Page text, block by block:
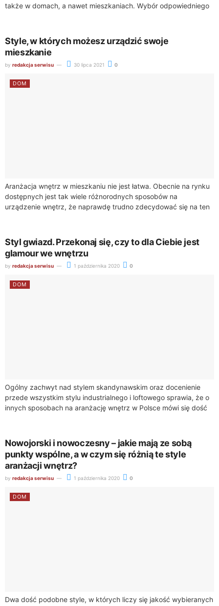
także w domach, a nawet mieszkaniach. Wybór odpowiedniego
Style, w których możesz urządzić swoje
mieszkanie
by redakcja serwisu 30 lipca 2021 0
DOM
Aranżacja wnętrz w mieszkaniu nie jest łatwa. Obecnie na rynku
dostępnych jest tak wiele różnorodnych sposobów na
urządzenie wnętrz, że naprawdę trudno zdecydować się na ten
Styl gwiazd. Przekonaj się, czy to dla Ciebie jest
glamour we wnętrzu
by redakcja serwisu 1 października 2020 0
DOM
Ogólny zachwyt nad stylem skandynawskim oraz docenienie
przede wszystkim stylu industrialnego i loftowego sprawia, że o
innych sposobach na aranżację wnętrz w Polsce mówi się dość
Nowojorski i nowoczesny – jakie mają ze sobą
punkty wspólne, a w czym się różnią te style
aranżacji wnętrz?
by redakcja serwisu 1 października 2020 0
DOM
Dwa dość podobne style, w których liczy się jakość wybieranych